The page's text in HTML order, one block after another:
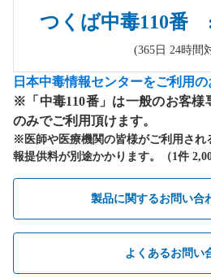
つくば中毒110番
(365日 24時間
日本中毒情報センターをご利用
※「中毒110番」は一般のお客様
のみでご利用頂けます。
※医師や医療機関の皆様がご利用され
報提供料が別途かかります。（1件
製品に関するお問い合
よくあるお問い